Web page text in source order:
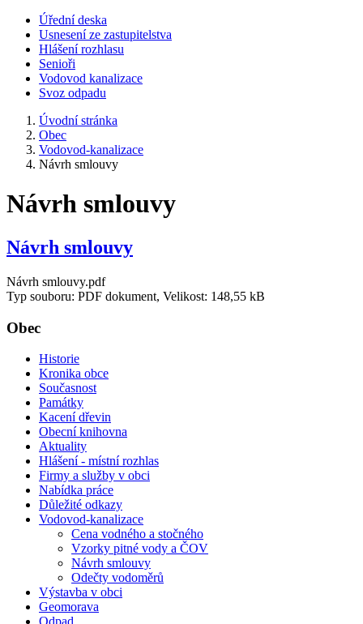
Úřední deska
Usnesení ze zastupitelstva
Hlášení rozhlasu
Senioři
Vodovod kanalizace
Svoz odpadu
Úvodní stránka
Obec
Vodovod-kanalizace
Návrh smlouvy
Návrh smlouvy
Návrh smlouvy
Návrh smlouvy.pdf
Typ souboru: PDF dokument, Velikost: 148,55 kB
Obec
Historie
Kronika obce
Současnost
Památky
Kacení dřevin
Obecní knihovna
Aktuality
Hlášení - místní rozhlas
Firmy a služby v obci
Nabídka práce
Důležité odkazy
Vodovod-kanalizace
Cena vodného a stočného
Vzorky pitné vody a ČOV
Návrh smlouvy
Odečty vodoměrů
Výstavba v obci
Geomorava